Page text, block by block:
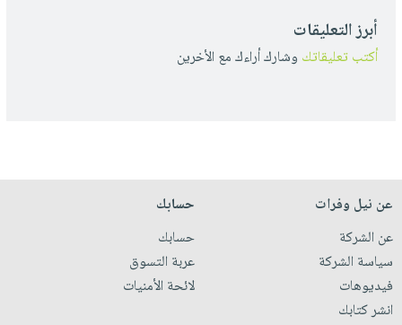
أبرز التعليقات
أكتب تعليقاتك وشارك أراءك مع الأخرين
عن نيل وفرات
عن الشركة
سياسة الشركة
فيديوهات
انشر كتابك
حسابك
حسابك
عربة التسوق
لائحة الأمنيات